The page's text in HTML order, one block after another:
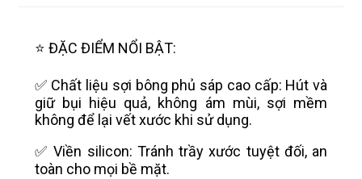
⭐️ ĐẶC ĐIỂM NỔI BẬT:
✅ Chất liệu sợi bông phủ sáp cao cấp: Hút và
giữ bụi hiệu quả, không ám mùi, sợi mềm
không để lại vết xước khi sử dụng.
✅ Viền silicon: Tránh trầy xước tuyệt đối, an
toàn cho mọi bề mặt.